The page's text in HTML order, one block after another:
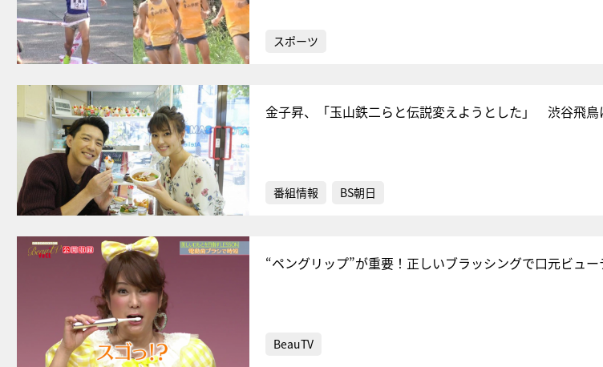
スポーツ
金子昇、「玉山鉄二らと伝説変えようとした」 渋谷飛鳥
番組情報 BS朝日
“ペングリップ”が重要！正しいブラッシングで口元ビュー
BeauTV